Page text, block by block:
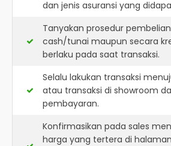
dan jenis asuransi yang
Tanyakan prosedur
cash/tunai maupun secara
berlaku pada saat transaksi.
Selalu lakukan transaksi
atau transaksi di showroom
pembayaran.
Konfirmasikan pada sales
harga yang tertera di